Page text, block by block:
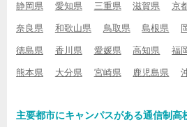
静岡県 愛知県 三重県 滋賀県 京
奈良県 和歌山県 鳥取県 島根県
徳島県 香川県 愛媛県 高知県 福
熊本県 大分県 宮崎県 鹿児島県
主要都市にキャンパスがある通信制高